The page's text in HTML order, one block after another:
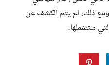
ذلك، لم يتم الكشف عن
ستشملها.